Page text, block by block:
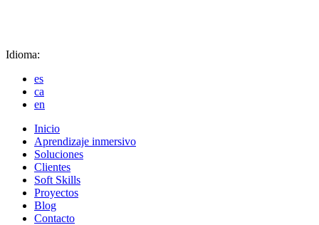
Idioma:
es
ca
en
Inicio
Aprendizaje inmersivo
Soluciones
Clientes
Soft Skills
Proyectos
Blog
Contacto